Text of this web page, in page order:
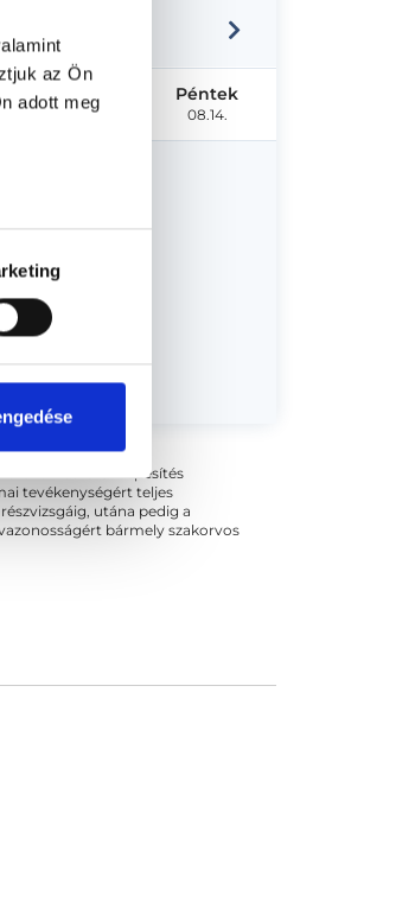
az Ön
adott meg
Csütörtök
08.13.
Péntek
08.14.
szakorvosi szakképesítés
tevékenységért teljes
utána pedig a
bármely szakorvos